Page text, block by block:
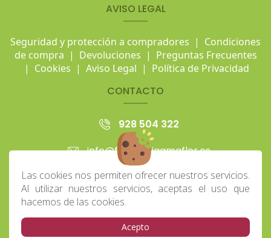
AVISO LEGAL
Seguridad y protección a compradores | Condiciones
de compra | Devoluciones | Preguntas Frecuentes
| Cookies | Aviso Legal | Política de Privacidad
CONTACTO
928 504 322
info@floristeriaamaflor.es
Avd. Escaleritas 161 (Los Tarahales)
Lunes-Viernes: 8:00 - 20:00h
Sábado: 8:00 - 14:00h
Domingo: 8:00 - 13:30h
Las cookies nos permiten ofrecer nuestros servicios.
Al utilizar nuestros servicios, aceptas el uso que
hacemos de las cookies.
Acepto